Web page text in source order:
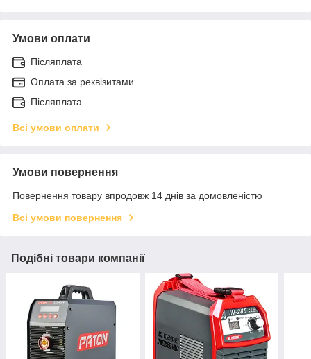
Умови оплати
Післяплата
Оплата за реквізитами
Післяплата
Всі умови оплати
Умови повернення
Повернення товару впродовж 14 днів за домовленістю
Всі умови повернення
Подібні товари компанії